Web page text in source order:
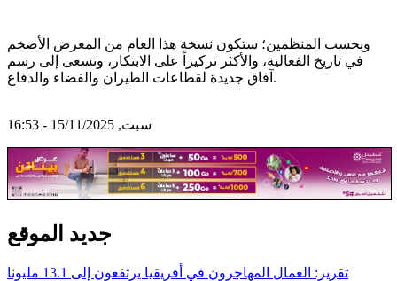
وبحسب المنظمين؛ ستكون نسخة هذا العام من المعرض الأضخم
في تاريخ الفعالية، والأكثر تركيزاً على الابتكار، وتسعى إلى رسم
آفاق جديدة لقطاعات الطيران والفضاء والدفاع.
سبت, 15/11/2025 - 16:53
جديد الموقع
تقرير: العمال المهاجرون في أفريقيا يرتفعون إلى 13.1 مليونا